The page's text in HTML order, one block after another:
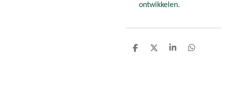
ontwikkelen.
D
D
S
D